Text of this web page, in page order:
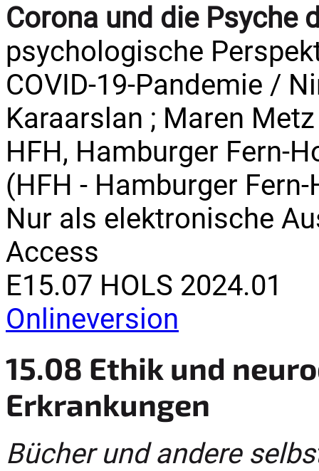
Corona und die Psyche
psychologische
COVID-19-Pandemie /
Karaarslan ; Maren
HFH, Hamburger Fern-
(HFH - Hamburger
Nur als elektronische
Access
E15.07 HOLS 2024.01
Onlineversion
15.08 Ethik und
Erkrankungen
Bücher und andere